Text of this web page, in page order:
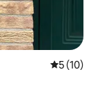
平均评分
5 (10)